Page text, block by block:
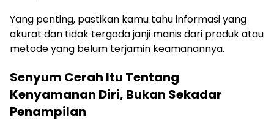
Yang penting, pastikan kamu tahu informasi yang
akurat dan tidak tergoda janji manis dari produk atau
metode yang belum terjamin keamanannya.
Senyum Cerah Itu Tentang
Kenyamanan Diri, Bukan Sekadar
Penampilan